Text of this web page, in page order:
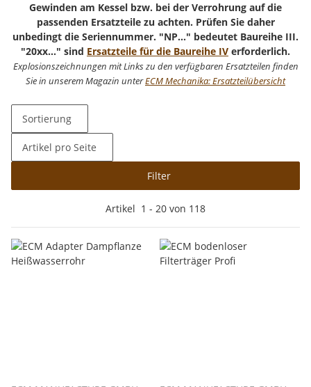
Gewinden am Kessel bzw. bei der Verrohrung auf die
passenden Ersatzteile zu achten. Prüfen Sie daher
unbedingt die Seriennummer. "NP..." bedeutet Baureihe III.
"20xx..." sind Ersatzteile für die Baureihe IV erforderlich.
Explosionszeichnungen mit Links zu den verfügbaren Ersatzteilen finden
Sie in unserem Magazin unterECM Mechanika: Ersatzteilübersicht
Filter
Sortierung
Artikel pro Seite
Artikel 1 - 20 von 118